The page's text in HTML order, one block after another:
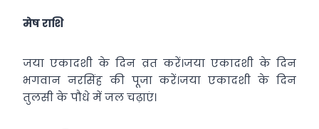
मेष राशि
जया एकादशी के दिन व्रत करें।जया एकादशी के दिन
भगवान नरसिंह की पूजा करें।जया एकादशी के दिन
तुलसी के पौधे में जल चढ़ाएं।